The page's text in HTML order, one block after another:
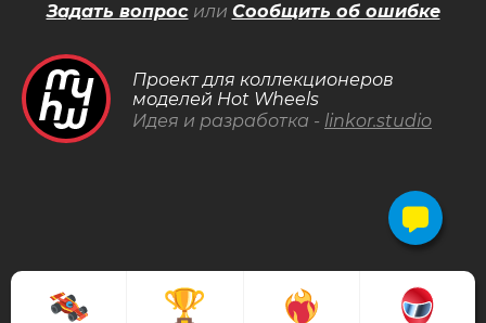
Проект для коллекционеров
моделей Hot Wheels
Идея и разработка - linkor.studio
Задать вопросили Сообщить об ошибке